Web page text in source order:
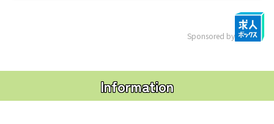
Sponsored by
Information